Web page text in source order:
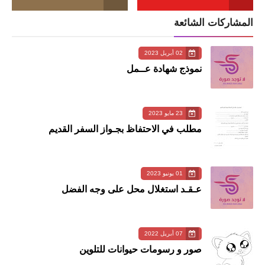
المشاركات الشائعة
02 أبريل 2023
نموذج شهادة عــمل
23 مايو 2023
مطلب في الاحتفاظ بجـواز السفر القديم
01 يونيو 2023
عـقـد استغلال محل على وجه الفضل
07 أبريل 2022
صور و رسومات حيوانات للتلوين